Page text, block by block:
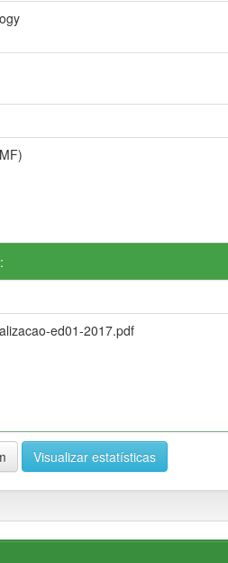
ed01-2017.pdf
Visualizar estatísticas